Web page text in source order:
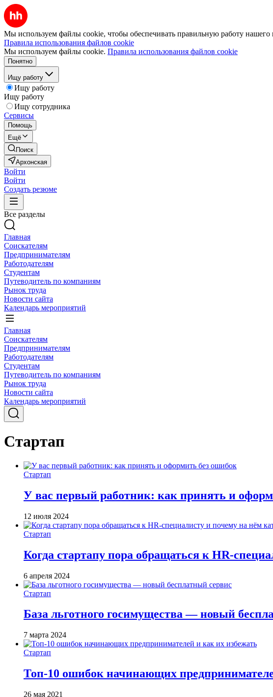
Мы используем файлы cookie, чтобы обеспечивать правильную работу нашего
Правила использования файлов cookie
Мы используем файлы cookie. Правила использования файлов cookie
Понятно
Ищу работу
Ищу работу
Ищу работу
Ищу сотрудника
Сервисы
Помощь
Ещё
Поиск
Архонская
Войти
Войти
Создать резюме
Все разделы
Главная
Соискателям
Предпринимателям
Работодателям
Студентам
Путеводитель по компаниям
Рынок труда
Новости сайта
Календарь мероприятий
Главная
Соискателям
Предпринимателям
Работодателям
Студентам
Путеводитель по компаниям
Рынок труда
Новости сайта
Календарь мероприятий
Стартап
Стартап
У вас первый работник: как принять и
12 июля 2024
Стартап
Когда стартапу пора обращаться к HR-
6 апреля 2024
Стартап
База льготного госимущества — новый
7 марта 2024
Стартап
Топ-10 ошибок начинающих
26 мая 2021